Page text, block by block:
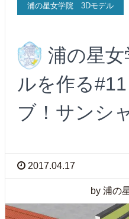
浦の星女学院 3Dモデル
浦の星
ルを作る
ブ！サンシ
2017.04.17
by 浦の